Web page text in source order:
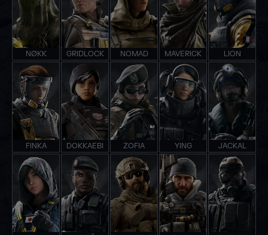
NØKK GRIDLOCK NOMAD MAVERICK LION
FINKA DOKKAEBI ZOFIA YING JACKAL